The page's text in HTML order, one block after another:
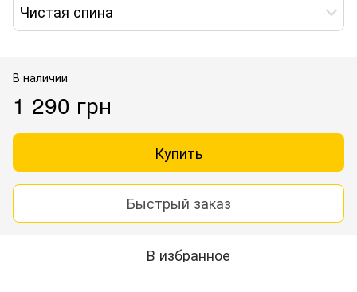
Чистая спина
В наличии
1 290 грн
Купить
Быстрый заказ
В избранное